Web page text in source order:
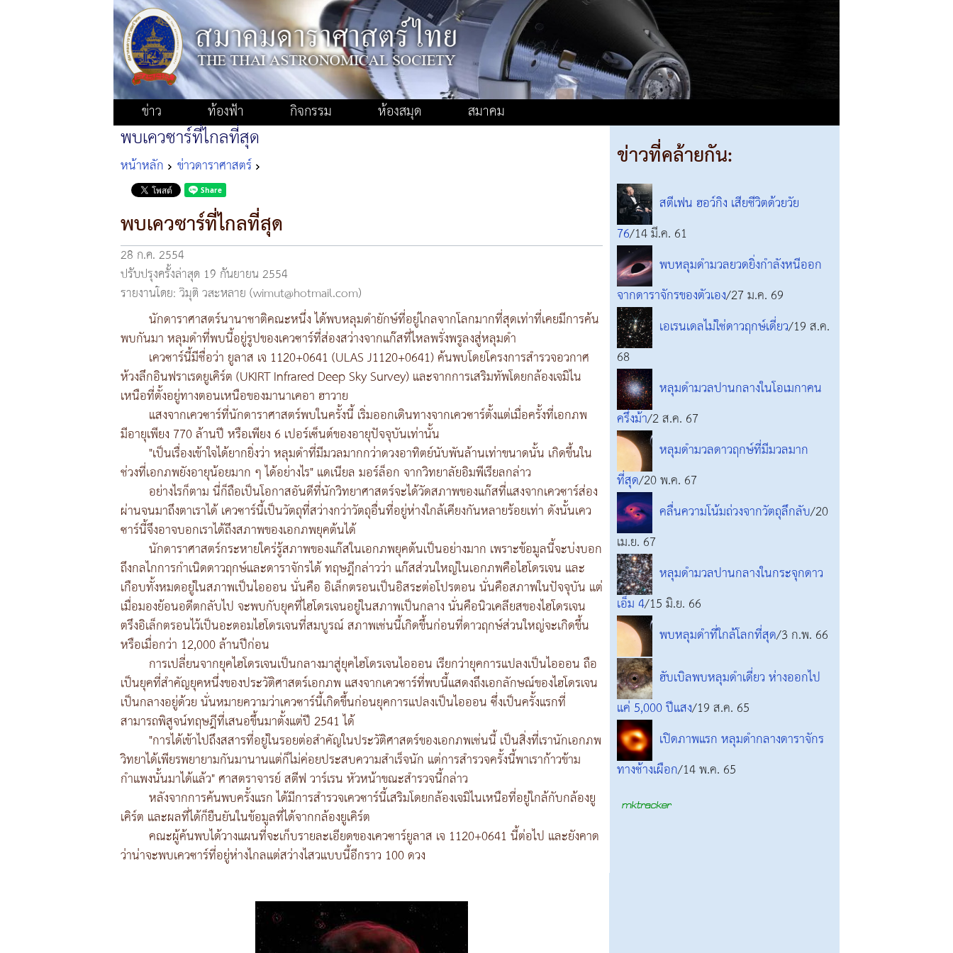
ข่าว ท้องฟ้า กิจกรรม ห้องสมุด สมาคม
พบเควซาร์ที่ไกลที่สุด
หน้าหลัก ข่าวดาราศาสตร์
พบเควซาร์ที่ไกลที่สุด
28 ก.ค. 2554
ปรับปรุงครั้งล่าสุด 19 กันยายน 2554
รายงานโดย: วิมุติ วสะหลาย (wimut@hotmail.com)
นักดาราศาสตร์นานาชาติคณะหนึ่ง ได้พบหลุมดำยักษ์ที่อยู่ไกลจากโลกมากที่สุดเท่าที่เคยมีการค้น
พบกันมา หลุมดำที่พบนี้อยู่รูปของเควซาร์ที่ส่องสว่างจากแก๊สที่ไหลพรั่งพรูลงสู่หลุมดำ
เควซาร์นี้มีชื่อว่า ยูลาส เจ 1120+0641 (ULAS J1120+0641) ค้นพบโดยโครงการสำรวจอวกาศ
ห้วงลึกอินฟราเรดยูเคิร์ต (UKIRT Infrared Deep Sky Survey) และจากการเสริมทัพโดยกล้องเจมิไน
เหนือที่ตั้งอยู่ทางตอนเหนือของมานาเคอา ฮาวาย
แสงจากเควซาร์ที่นักดาราศาสตร์พบในครั้งนี้ เริ่มออกเดินทางจากเควซาร์ตั้งแต่เมื่อครั้งที่เอกภพ
มีอายุเพียง 770 ล้านปี หรือเพียง 6 เปอร์เซ็นต์ของอายุปัจจุบันเท่านั้น
"เป็นเรื่องเข้าใจได้ยากยิ่งว่า หลุมดำที่มีมวลมากกว่าดวงอาทิตย์นับพันล้านเท่าขนาดนั้น เกิดขึ้นใน
ช่วงที่เอกภพยังอายุน้อยมาก ๆ ได้อย่างไร" แดเนียล มอร์ล็อก จากวิทยาลัยอิมพีเรียลกล่าว
อย่างไรก็ตาม นี่ก็ถือเป็นโอกาสอันดีที่นักวิทยาศาสตร์จะได้วัดสภาพของแก๊สที่แสงจากเควซาร์ส่อง
ผ่านจนมาถึงตาเราได้ เควซาร์นี้เป็นวัตถุที่สว่างกว่าวัตถุอื่นที่อยู่ห่างใกล้เคียงกันหลายร้อยเท่า ดังนั้นเคว
ซาร์นี้จึงอาจบอกเราได้ถึงสภาพของเอกภพยุคต้นได้
นักดาราศาสตร์กระหายใคร่รู้สภาพของแก๊สในเอกภพยุคต้นเป็นอย่างมาก เพราะข้อมูลนี้จะบ่งบอก
ถึงกลไกการกำเนิดดาวฤกษ์และดาราจักรได้ ทฤษฎีกล่าวว่า แก๊สส่วนใหญ่ในเอกภพคือไฮโดรเจน และ
เกือบทั้งหมดอยู่ในสภาพเป็นไอออน นั่นคือ อิเล็กตรอนเป็นอิสระต่อโปรตอน นั่นคือสภาพในปัจจุบัน แต่
เมื่อมองย้อนอดีตกลับไป จะพบกับยุคที่ไฮโดรเจนอยู่ในสภาพเป็นกลาง นั่นคือนิวเคลียสของไฮโดรเจน
ตรึงอิเล็กตรอนไว้เป็นอะตอมไฮโดรเจนที่สมบูรณ์ สภาพเช่นนี้เกิดขึ้นก่อนที่ดาวฤกษ์ส่วนใหญ่จะเกิดขึ้น
หรือเมื่อกว่า 12,000 ล้านปีก่อน
การเปลี่ยนจากยุคไฮโดรเจนเป็นกลางมาสู่ยุคไฮโดรเจนไอออน เรียกว่ายุคการแปลงเป็นไอออน ถือ
เป็นยุคที่สำคัญยุคหนึ่งของประวัติศาสตร์เอกภพ แสงจากเควซาร์ที่พบนี้แสดงถึงเอกลักษณ์ของไฮโดรเจน
เป็นกลางอยู่ด้วย นั่นหมายความว่าเควซาร์นี้เกิดขึ้นก่อนยุคการแปลงเป็นไอออน ซึ่งเป็นครั้งแรกที่
สามารถพิสูจน์ทฤษฎีที่เสนอขึ้นมาตั้งแต่ปี 2541 ได้
"การได้เข้าไปถึงสสารที่อยู่ในรอยต่อสำคัญในประวัติศาสตร์ของเอกภพเช่นนี้ เป็นสิ่งที่เรานักเอกภพ
วิทยาได้เพียรพยายามกันมานานแต่ก็ไม่ค่อยประสบความสำเร็จนัก แต่การสำรวจครั้งนี้พาเราก้าวข้าม
กำแพงนั้นมาได้แล้ว" ศาสตราจารย์ สตีฟ วาร์เรน หัวหน้าขณะสำรวจนี้กล่าว
หลังจากการค้นพบครั้งแรก ได้มีการสำรวจเควซาร์นี้เสริมโดยกล้องเจมิไนเหนือที่อยู่ใกล้กับกล้องยู
เคิร์ต และผลที่ได้ก็ยืนยันในข้อมูลที่ได้จากกล้องยูเคิร์ต
คณะผู้ค้นพบได้วางแผนที่จะเก็บรายละเอียดของเควซาร์ยูลาส เจ 1120+0641 นี้ต่อไป และยังคาด
ว่าน่าจะพบเควซาร์ที่อยู่ห่างไกลแต่สว่างไสวแบบนี้อีกราว 100 ดวง
ข่าวที่คล้ายกัน:
สตีเฟน ฮอว์กิง เสียชีวิตด้วยวัย
76/14 มี.ค. 61
พบหลุมดำมวลยวดยิ่งกำลังหนีออก
จากดาราจักรของตัวเอง/27 ม.ค. 69
เอเรนเดลไม่ใช่ดาวฤกษ์เดี่ยว/19 ส.ค.
68
หลุมดำมวลปานกลางในโอเมกาคน
ครึ่งม้า/2 ส.ค. 67
หลุมดำมวลดาวฤกษ์ที่มีมวลมาก
ที่สุด/20 พ.ค. 67
คลื่นความโน้มถ่วงจากวัตถุลึกลับ/20
เม.ย. 67
หลุมดำมวลปานกลางในกระจุกดาว
เอ็ม 4/15 มิ.ย. 66
พบหลุมดำที่ใกล้โลกที่สุด/3 ก.พ. 66
ฮับเบิลพบหลุมดำเดี่ยว ห่างออกไป
แค่ 5,000 ปีแสง/19 ส.ค. 65
เปิดภาพแรก หลุมดำกลางดาราจักร
ทางช้างเผือก/14 พ.ค. 65